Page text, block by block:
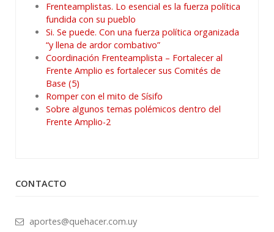
Frenteamplistas. Lo esencial es la fuerza política
fundida con su pueblo
Si. Se puede. Con una fuerza política organizada
“y llena de ardor combativo”
Coordinación Frenteamplista – Fortalecer al
Frente Amplio es fortalecer sus Comités de
Base (5)
Romper con el mito de Sísifo
Sobre algunos temas polémicos dentro del
Frente Amplio-2
CONTACTO
aportes@quehacer.com.uy